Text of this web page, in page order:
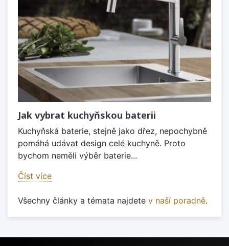
Jak vybrat kuchyňskou baterii
Kuchyňská baterie, stejně jako dřez, nepochybně
pomáhá udávat design celé kuchyně. Proto
bychom neměli výběr baterie...
Číst více
Všechny články a témata najdete v naší poradně.